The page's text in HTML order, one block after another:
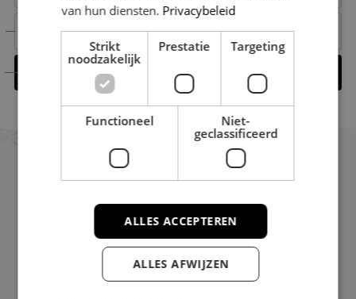
michael@nestmakelaardij.nl
Contact opnemen
Uitstekend
van hun diensten. Privacybeleid
Strikt
noodzakelijk
Prestatie Targeting
Functioneel
Niet-
geclassificeerd
ALLES ACCEPTEREN
ALLES AFWIJZEN